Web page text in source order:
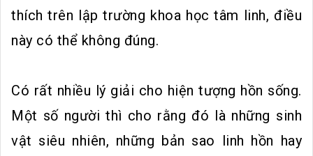
thích trên lập trường khoa học tâm linh, điều
này có thể không đúng.
Có rất nhiều lý giải cho hiện tượng hồn sống.
Một số người thì cho rằng đó là những sinh
vật siêu nhiên, những bản sao linh hồn hay